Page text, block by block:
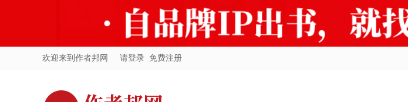
欢迎来到作者邦网 请登录 免费注册